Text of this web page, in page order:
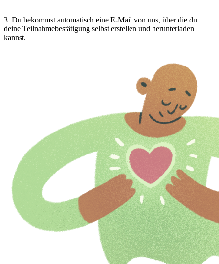
3. Du bekommst automatisch eine E-Mail von uns, über die du
deine Teilnahmebestätigung selbst erstellen und herunterladen
kannst.